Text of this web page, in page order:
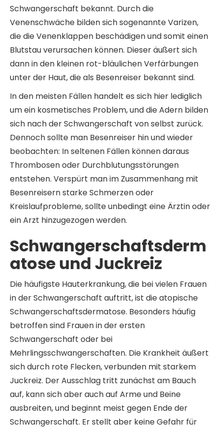
Schwangerschaft bekannt. Durch die
Venenschwäche bilden sich sogenannte Varizen,
die die Venenklappen beschädigen und somit einen
Blutstau verursachen können. Dieser äußert sich
dann in den kleinen rot-bläulichen Verfärbungen
unter der Haut, die als Besenreiser bekannt sind.
In den meisten Fällen handelt es sich hier lediglich
um ein kosmetisches Problem, und die Adern bilden
sich nach der Schwangerschaft von selbst zurück.
Dennoch sollte man Besenreiser hin und wieder
beobachten: In seltenen Fällen können daraus
Thrombosen oder Durchblutungsstörungen
entstehen. Verspürt man im Zusammenhang mit
Besenreisern starke Schmerzen oder
Kreislaufprobleme, sollte unbedingt eine Ärztin oder
ein Arzt hinzugezogen werden.
Schwangerschaftsderm
atose und Juckreiz
Die häufigste Hauterkrankung, die bei vielen Frauen
in der Schwangerschaft auftritt, ist die atopische
Schwangerschaftsdermatose. Besonders häufig
betroffen sind Frauen in der ersten
Schwangerschaft oder bei
Mehrlingsschwangerschaften. Die Krankheit äußert
sich durch rote Flecken, verbunden mit starkem
Juckreiz. Der Ausschlag tritt zunächst am Bauch
auf, kann sich aber auch auf Arme und Beine
ausbreiten, und beginnt meist gegen Ende der
Schwangerschaft. Er stellt aber keine Gefahr für